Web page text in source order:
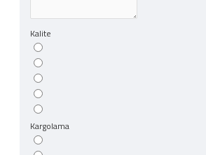
Kalite
Kargolama